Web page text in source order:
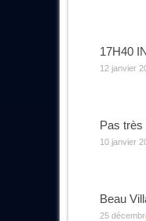
17H40
12 janvier
Pas très
10 janvier
Beau
25